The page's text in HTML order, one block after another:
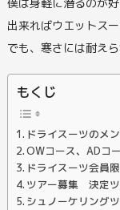
出来ればウエットス
でも、寒さには耐え
もくじ
ドライスーツのメ
OWコース、ADコ
ドライスーツ会員
ツアー募集 決定
シュノーケリング